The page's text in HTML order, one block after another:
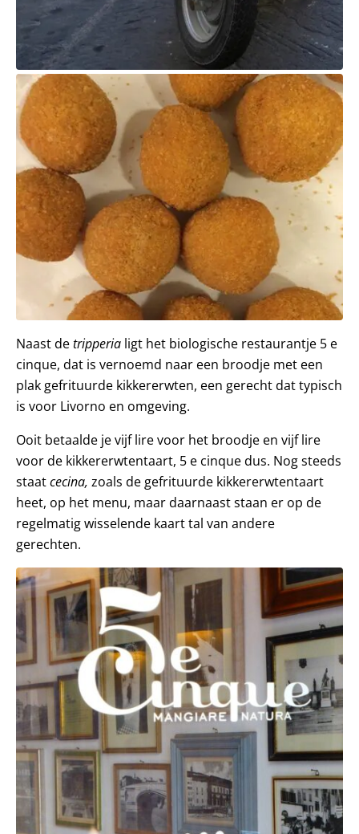
Naast detripperia ligt het biologische restaurantje 5 e
cinque, dat is vernoemd naar een broodje met een
plak gefrituurde kikkererwten, een gerecht dat typisch
is voor Livorno en omgeving.
Ooit betaalde je vijf lire voor het broodje en vijf lire
voor de kikkererwtentaart, 5 e cinque dus. Nog steeds
staatcecina, zoals de gefrituurde kikkererwtentaart
heet, op het menu, maar daarnaast staan er op de
regelmatig wisselende kaart tal van andere
gerechten.